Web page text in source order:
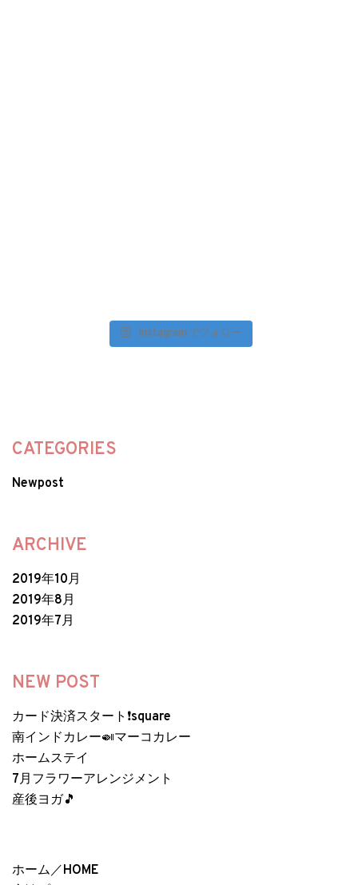
Instagram でフォロー
CATEGORIES
Newpost
ARCHIVE
2019年10月
2019年8月
2019年7月
NEW POST
カード決済スタート❗️square
南インドカレー🍛マーコカレー
ホームステイ
7月フラワーアレンジメント
産後ヨガ🎵
ホーム／HOME